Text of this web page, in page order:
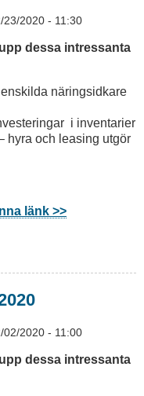
23/2020 - 11:30
dessa intressanta
näringsidkare
i inventarier
hyra och leasing utgör
länk >>
02/2020 - 11:00
dessa intressanta